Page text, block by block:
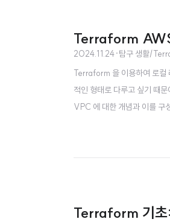
Terraform
2024.11.24·탐구 생활/
Terraform 을 이용하여 로컬
적인 형태로 다루고 싶기 때
VPC 에 대한 개념과 이를 구
Terraform 기초: